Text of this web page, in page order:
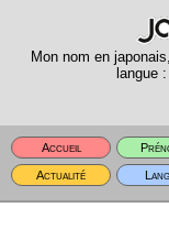
Mon nom en
langue
Accueil
Actualité